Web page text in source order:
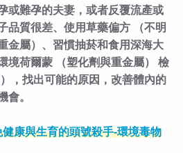
或難孕的夫妻，或者反覆流產或
品質很差、使用草藥偏方 （不明
金屬）、習慣抽菸和食用深海大
境荷爾蒙 （塑化劑與重金屬） 檢
，找出可能的原因，改善體內的
會。
康與生育的頭號殺手-環境毒物